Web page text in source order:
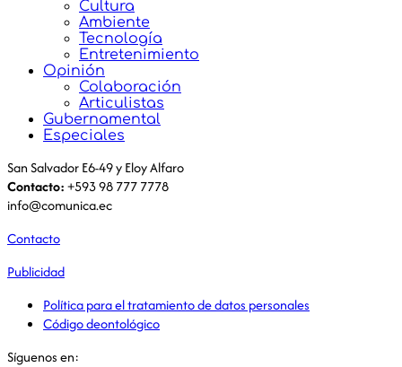
Cultura
Ambiente
Tecnología
Entretenimiento
Opinión
Colaboración
Articulistas
Gubernamental
Especiales
San Salvador E6-49 y Eloy Alfaro
Contacto:+593 98 777 7778
info@comunica.ec
Contacto
Publicidad
Política para el tratamiento de datos personales
Código deontológico
Síguenos en: